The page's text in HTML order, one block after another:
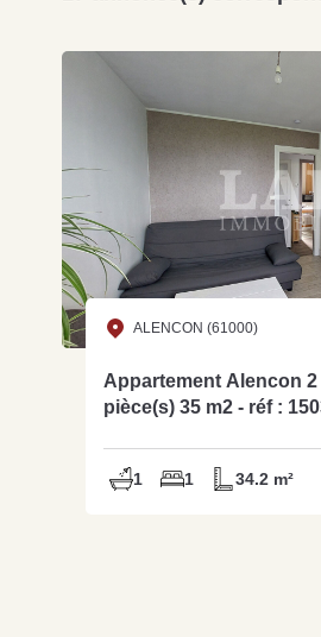
ALENCON (61000)
Appartement Alencon 2
pièce(s) 35 m2 - réf :
1 1 34.2 m²